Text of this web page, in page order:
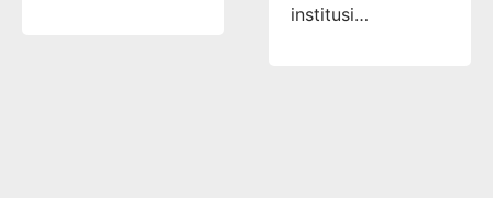
institusi…